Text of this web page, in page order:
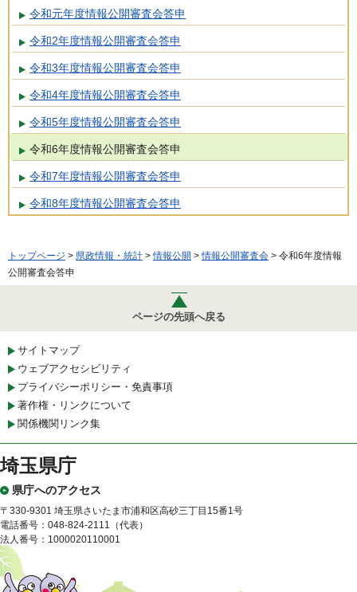
令和元年度情報公開審査会答申
令和2年度情報公開審査会答申
令和3年度情報公開審査会答申
令和4年度情報公開審査会答申
令和5年度情報公開審査会答申
令和6年度情報公開審査会答申
令和7年度情報公開審査会答申
令和8年度情報公開審査会答申
トップページ > 県政情報・統計 >情報公開 >情報公開審査会 > 令和6年度情報
公開審査会答申
ページの先頭へ戻る
サイトマップ
ウェブアクセシビリティ
プライバシーポリシー・免責事項
著作権・リンクについて
関係機関リンク集
埼玉県庁
県庁へのアクセス
〒330-9301 埼玉県さいたま市浦和区高砂三丁目15番1号
電話番号：048-824-2111（代表）
法人番号：1000020110001